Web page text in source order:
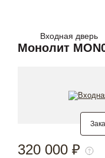
Входная дверь
Монолит
320 000 ₽